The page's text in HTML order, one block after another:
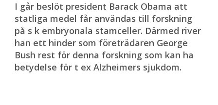
I går beslöt president Barack Obama att
statliga medel får användas till forskning
på s k embryonala stamceller. Därmed river
han ett hinder som företrädaren George
Bush rest för denna forskning som kan ha
betydelse för t ex Alzheimers sjukdom.